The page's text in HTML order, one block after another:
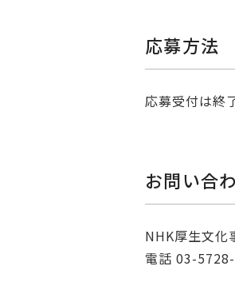
応募方法
応募受付は終
お問い合
NHK厚生文化
電話 03-